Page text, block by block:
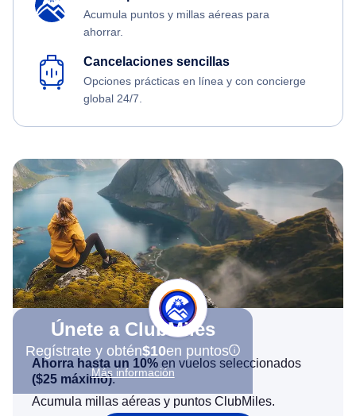
Acumula puntos y millas aéreas para
ahorrar.
Cancelaciones sencillas
Opciones prácticas en línea y con concierge
global 24/7.
Únete a ClubMiles
Regístrate y obtén$10en puntos
Más información
Ahorra hasta un 10% en vuelos seleccionados
($25 máximo).
Acumula millas aéreas y puntos ClubMiles.